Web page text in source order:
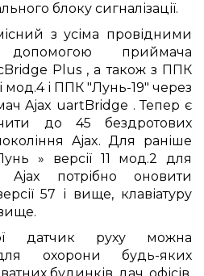
блоку сигналізації.
з усіма провідними
приймача
Plus , а також з ППК
мод.4 і ППК "Лунь-19" через
Ajax uartBridge . Тепер є
до 45 бездротових
Ajax. Для раніше
» версії 11 мод.2 для
Ajax потрібно оновити
57 і вище, клавіатуру
датчик руху можна
охорони будь-яких